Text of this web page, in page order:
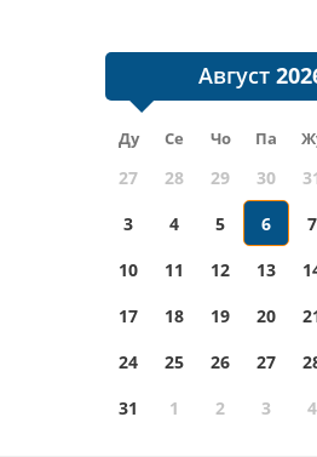
Август
Ду Се Чо Па
27 28 29 30
3
4 5 6 7
10
11 12 13
17
18 19 20
24
25 26 27
31
1 2 3 4